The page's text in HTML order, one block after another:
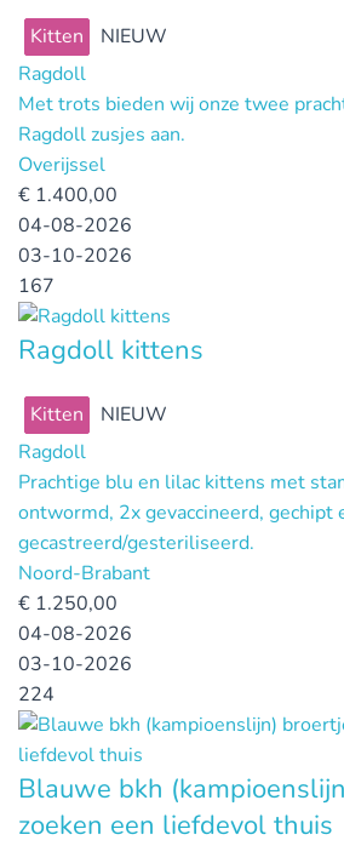
Kitten
NIEUW
Ragdoll
Met trots bieden wij onze twee
Ragdoll zusjes aan.
Overijssel
€ 1.400,00
04-08-2026
03-10-2026
167
Ragdoll kittens
Kitten
NIEUW
Ragdoll
Prachtige blu en lilac kittens met
ontwormd, 2x gevaccineerd, gechipt
gecastreerd/gesteriliseerd.
Noord-Brabant
€ 1.250,00
04-08-2026
03-10-2026
224
Blauwe bkh
zoeken een liefdevol thuis